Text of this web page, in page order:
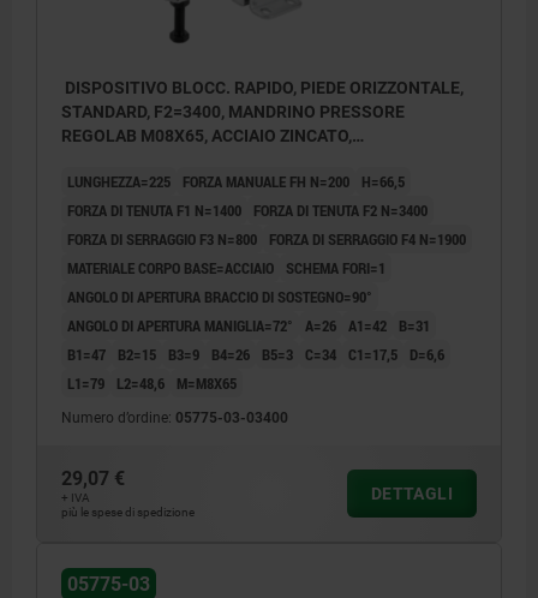
DISPOSITIVO BLOCC. RAPIDO, PIEDE ORIZZONTALE,
STANDARD, F2=3400, MANDRINO PRESSORE
REGOLAB M08X65, ACCIAIO ZINCATO,
LUNGHEZZA=225 FORZA MANUALE FH N=200
H=66,5
FORZA DI TENUTA F1 N=1400
FORZA DI TENUTA F2 N=3400
FORZA DI SERRAGGIO F3 N=800
FORZA DI SERRAGGIO F4 N=1900
MATERIALE CORPO BASE=ACCIAIO
SCHEMA FORI=1
ANGOLO DI APERTURA BRACCIO DI SOSTEGNO=90°
ANGOLO DI APERTURA MANIGLIA=72°
A=26 A1=42
B=31
B1=47
B2=15 B3=9 B4=26 B5=3 C=34 C1=17,5
D=6,6
L1=79
L2=48,6 M=M8X65
Numero d’ordine: 05775-03-03400
29,07 €
+ IVA
più le spese di spedizione
DETTAGLI
05775-03